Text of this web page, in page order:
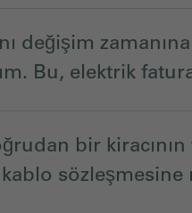
değişim
Bu, elektrik
bir
sözleşmesine